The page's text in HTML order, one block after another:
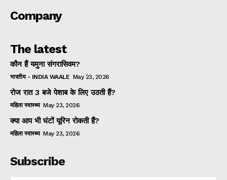
Company
The latest
कौन हैं यमुना संगरासिवम?
भारतीय - INDIA WAALE May 23, 2026
रोज रात 3 बजे पेशाब के लिए उठती हैं?
महिला स्वास्थ्य May 23, 2026
क्या आप भी घंटों यूरिन रोकती हैं?
महिला स्वास्थ्य May 23, 2026
Subscribe